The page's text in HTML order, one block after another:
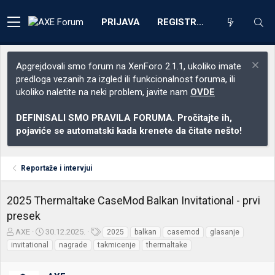
PRIJAVA REGISTRACIJA
Apgrejdovali smo forum na XenForo 2.1.1, ukoliko imate
predloga vezanih za izgled ili funkcionalnost foruma, ili
ukoliko naletite na neki problem, javite nam OVDE
DEFINISALI SMO PRAVILA FORUMA. Pročitajte ih,
pojaviće se automatski kada krenete da čitate nešto!
Reportaže i intervjui
2025 Thermaltake CaseMod Balkan Invitational - prvi
presek
Z
a
č
AXE
D
a
t
30.12.2025.
z
n
2025 balkan casemod
glasanje
invitational
nagrade takmicenje thermaltake